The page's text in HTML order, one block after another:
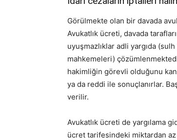
Görülmekte olan bir davada
Avukatlık ücreti, davada
uyuşmazlıklar adli yargıda
mahkemeleri)
hakimliğin görevli olduğunu
ya da reddi ile sonuçlanırlar.
verilir.
Avukatlık ücreti de yargılama
ücret tarifesindeki miktardan